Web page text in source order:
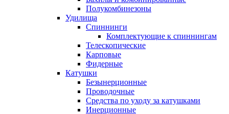
Полукомбинезоны
Удилища
Спиннинги
Комплектующие к спиннингам
Телескопические
Карповые
Фидерные
Катушки
Безынерционные
Проводочные
Средства по уходу за катушками
Инерционные